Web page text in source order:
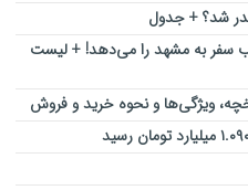
ماه کارگر فقط کفاف ۲ شب سفر به مشهد را می‌دهد! + لیست
ویژگی‌ها و نحوه خرید و فروش